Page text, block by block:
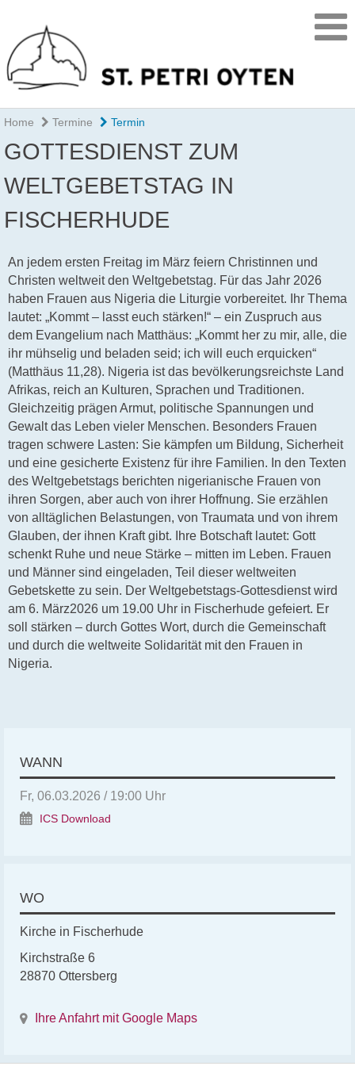
Home Termine Termin
GOTTESDIENST ZUM
WELTGEBETSTAG IN
FISCHERHUDE
An jedem ersten Freitag im März feiern Christinnen und
Christen weltweit den Weltgebetstag. Für das Jahr 2026
haben Frauen aus Nigeria die Liturgie vorbereitet. Ihr Thema
lautet: „Kommt – lasst euch stärken!“ – ein Zuspruch aus
dem Evangelium nach Matthäus: „Kommt her zu mir, alle, die
ihr mühselig und beladen seid; ich will euch erquicken“
(Matthäus 11,28). Nigeria ist das bevölkerungsreichste Land
Afrikas, reich an Kulturen, Sprachen und Traditionen.
Gleichzeitig prägen Armut, politische Spannungen und
Gewalt das Leben vieler Menschen. Besonders Frauen
tragen schwere Lasten: Sie kämpfen um Bildung, Sicherheit
und eine gesicherte Existenz für ihre Familien. In den Texten
des Weltgebetstags berichten nigerianische Frauen von
ihren Sorgen, aber auch von ihrer Hoffnung. Sie erzählen
von alltäglichen Belastungen, von Traumata und von ihrem
Glauben, der ihnen Kraft gibt. Ihre Botschaft lautet: Gott
schenkt Ruhe und neue Stärke – mitten im Leben. Frauen
und Männer sind eingeladen, Teil dieser weltweiten
Gebetskette zu sein. Der Weltgebetstags-Gottesdienst wird
am 6. März2026 um 19.00 Uhr in Fischerhude gefeiert. Er
soll stärken – durch Gottes Wort, durch die Gemeinschaft
und durch die weltweite Solidarität mit den Frauen in
Nigeria.
WANN
Fr, 06.03.2026 / 19:00 Uhr
ICS Download
WO
Kirche in Fischerhude
Kirchstraße 6
28870 Ottersberg
Ihre Anfahrt mit Google Maps